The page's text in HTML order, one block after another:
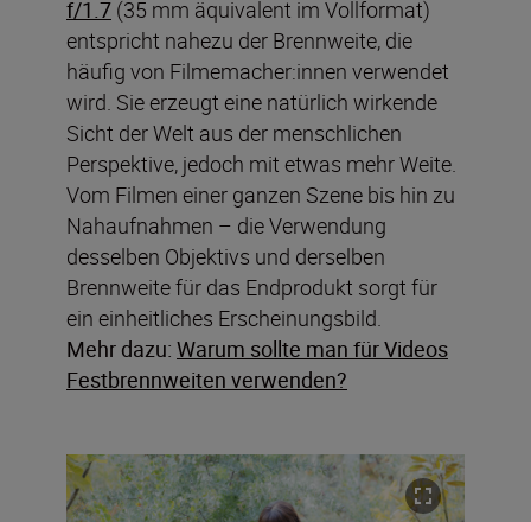
f/1.7 (35 mm äquivalent im Vollformat)
entspricht nahezu der Brennweite, die
häufig von Filmemacher:innen verwendet
wird. Sie erzeugt eine natürlich wirkende
Sicht der Welt aus der menschlichen
Perspektive, jedoch mit etwas mehr Weite.
Vom Filmen einer ganzen Szene bis hin zu
Nahaufnahmen – die Verwendung
desselben Objektivs und derselben
Brennweite für das Endprodukt sorgt für
ein einheitliches Erscheinungsbild.
Mehr dazu: Warum sollte man für Videos
Festbrennweiten verwenden?